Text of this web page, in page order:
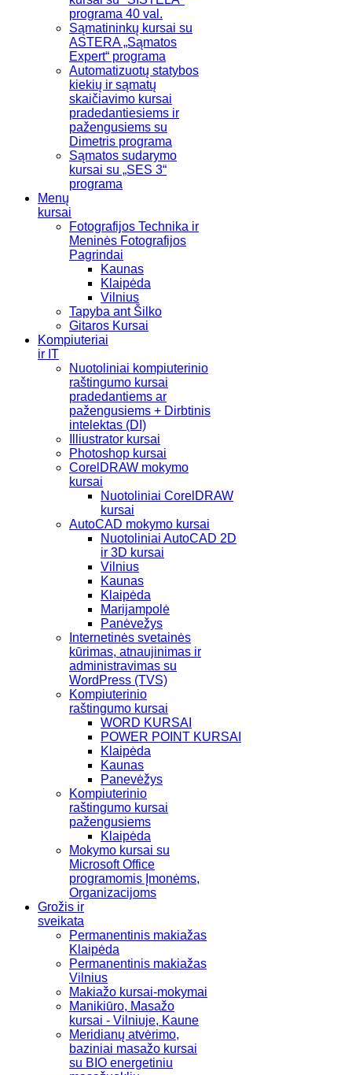
programa 40 val.
Sąmatininkų kursai su
ASTERA „Sąmatos
Expert“ programa
Automatizuotų statybos
kiekių ir sąmatų
skaičiavimo kursai
pradedantiesiems ir
pažengusiems su
Dimetris programa
Sąmatos sudarymo
kursai su „SES 3“
programa
Menų
kursai
Fotografijos Technika ir
Meninės Fotografijos
Pagrindai
Kaunas
Klaipėda
Vilnius
Tapyba ant Šilko
Gitaros Kursai
Kompiuteriai
ir IT
Nuotoliniai kompiuterinio
raštingumo kursai
pradedantiems ar
pažengusiems + Dirbtinis
intelektas (DI)
Illiustrator kursai
Photoshop kursai
CorelDRAW mokymo
kursai
Nuotoliniai CorelDRAW
kursai
AutoCAD mokymo kursai
Nuotoliniai AutoCAD 2D
ir 3D kursai
Vilnius
Kaunas
Klaipėda
Marijampolė
Panėvežys
Internetinės svetainės
kūrimas, atnaujinimas ir
administravimas su
WordPress (TVS)
Kompiuterinio
raštingumo kursai
WORD KURSAI
POWER POINT KURSAI
Klaipėda
Kaunas
Panevėžys
Kompiuterinio
raštingumo kursai
pažengusiems
Klaipėda
Mokymo kursai su
Microsoft Office
programomis Įmonėms,
Organizacijoms
Grožis ir
sveikata
Permanentinis makiažas
Klaipėda
Permanentinis makiažas
Vilnius
Makiažo kursai-mokymai
Manikiūro, Masažo
kursai - Vilniuje, Kaune
Meridianų atvėrimo,
baziniai masažo kursai
su BIO energetiniu